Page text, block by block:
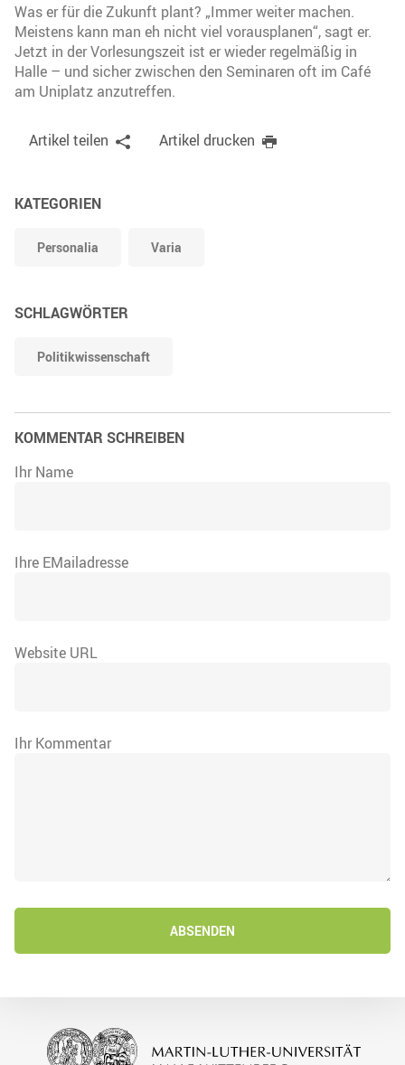
Was er für die Zukunft plant? „Immer weiter machen.
Meistens kann man eh nicht viel vorausplanen“, sagt er.
Jetzt in der Vorlesungszeit ist er wieder regelmäßig in
Halle – und sicher zwischen den Seminaren oft im Café
am Uniplatz anzutreffen.
Artikel teilen Artikel drucken
KATEGORIEN
Personalia Varia
SCHLAGWÖRTER
Politikwissenschaft
KOMMENTAR SCHREIBEN
Ihr Name
Ihre EMailadresse
Website URL
Ihr Kommentar
ABSENDEN